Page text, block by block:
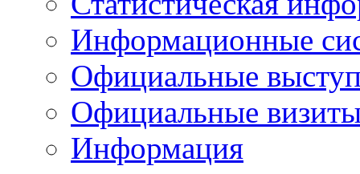
Информационные
Официальные
Официальные
Информация